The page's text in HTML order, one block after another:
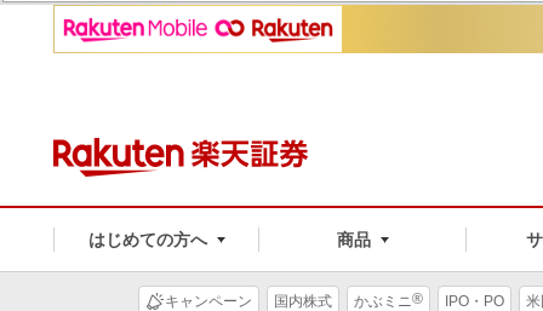
はじめての方へ 商品
キャンペーン 国内株式 かぶミニ® IPO・PO